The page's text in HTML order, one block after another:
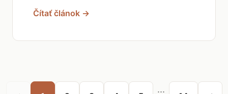
Čítať článok →
...